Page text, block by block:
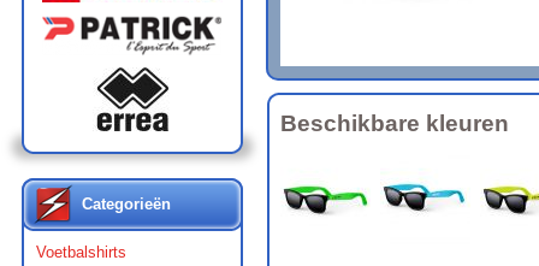
Categorieën
Voetbalshirts
Beschikbare kleuren